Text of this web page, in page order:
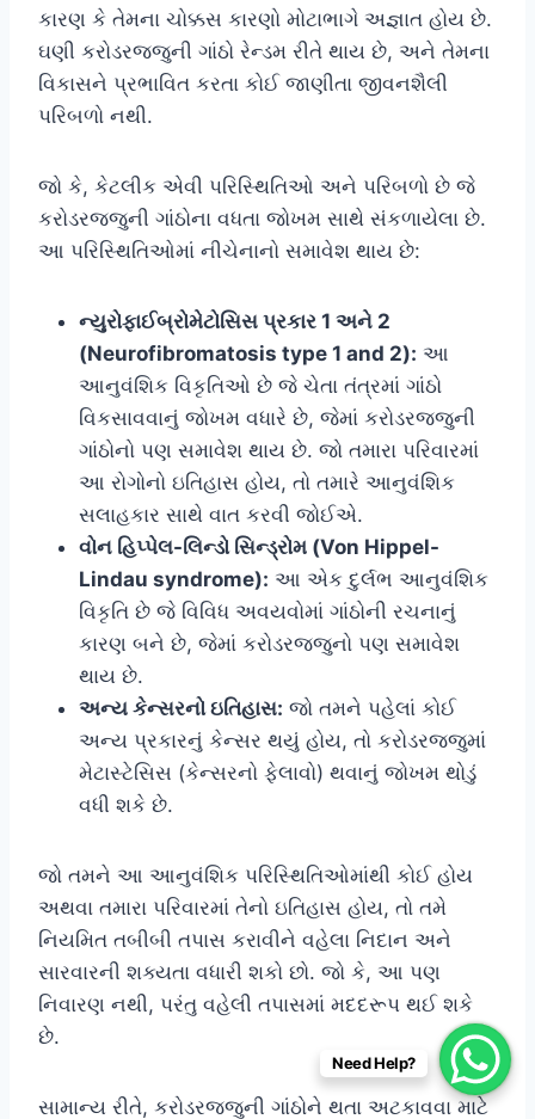
કારણ કે તેમના ચોક્કસ કારણો મોટાભાગે અજ્ઞાત હોય છે.
ઘણી કરોડરજ્જુની ગાંઠો રેન્ડમ રીતે થાય છે, અને તેમના
વિકાસને પ્રભાવિત કરતા કોઈ જાણીતા જીવનશૈલી
પરિબળો નથી.
જો કે, કેટલીક એવી પરિસ્થિતિઓ અને પરિબળો છે જે
કરોડરજ્જુની ગાંઠોના વધતા જોખમ સાથે સંકળાયેલા છે.
આ પરિસ્થિતિઓમાં નીચેનાનો સમાવેશ થાય છે:
ન્યુરોફાઈબ્રોમેટોસિસ પ્રકાર 1 અને 2
(Neurofibromatosis type 1 and 2): આ
આનુવંશિક વિકૃતિઓ છે જે ચેતા તંત્રમાં ગાંઠો
વિકસાવવાનું જોખમ વધારે છે, જેમાં કરોડરજ્જુની
ગાંઠોનો પણ સમાવેશ થાય છે. જો તમારા પરિવારમાં
આ રોગોનો ઇતિહાસ હોય, તો તમારે આનુવંશિક
સલાહકાર સાથે વાત કરવી જોઈએ.
વોન હિપ્પેલ-લિન્ડો સિન્ડ્રોમ (Von Hippel-
Lindau syndrome): આ એક દુર્લભ આનુવંશિક
વિકૃતિ છે જે વિવિધ અવયવોમાં ગાંઠોની રચનાનું
કારણ બને છે, જેમાં કરોડરજ્જુનો પણ સમાવેશ
થાય છે.
અન્ય કેન્સરનો ઇતિહાસ: જો તમને પહેલાં કોઈ
અન્ય પ્રકારનું કેન્સર થયું હોય, તો કરોડરજ્જુમાં
મેટાસ્ટેસિસ (કેન્સરનો ફેલાવો) થવાનું જોખમ થોડું
વધી શકે છે.
જો તમને આ આનુવંશિક પરિસ્થિતિઓમાંથી કોઈ હોય
અથવા તમારા પરિવારમાં તેનો ઇતિહાસ હોય, તો તમે
નિયમિત તબીબી તપાસ કરાવીને વહેલા નિદાન અને
સારવારની શક્યતા વધારી શકો છો. જો કે, આ પણ
નિવારણ નથી, પરંતુ વહેલી તપાસમાં મદદરૂપ થઈ શકે
છે.
સામાન્ય રીતે, કરોડરજ્જુની ગાંઠોને થતા અટકાવવા માટે
Need Help?